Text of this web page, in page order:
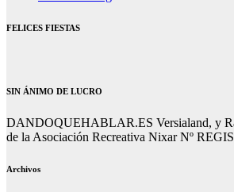
FELICES FIESTAS
SIN ÁNIMO DE LUCRO
DANDOQUEHABLAR.ES Versialand, y
de la Asociación Recreativa Nixar Nº
Archivos